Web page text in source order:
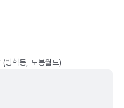
학동, 도봉월드)